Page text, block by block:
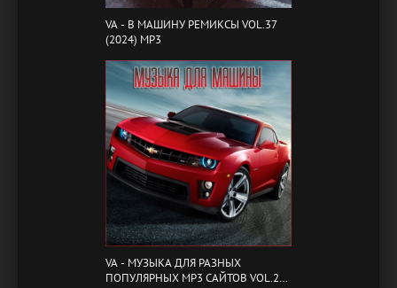
VA - B МАШИНУ РЕМИКСЫ VOL.37
(2024) MP3
VA - МУЗЫКА ДЛЯ РАЗНЫХ
ПОПУЛЯРНЫХ MP3 САЙТОВ VOL.20